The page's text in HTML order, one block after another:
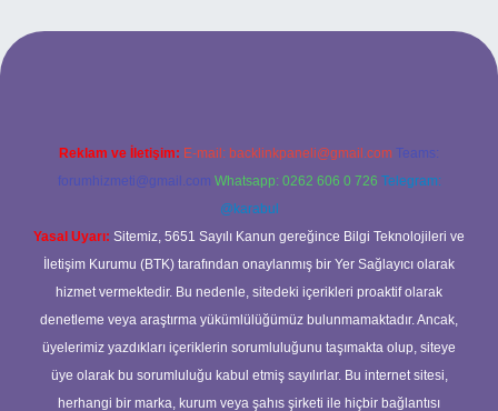
giriş
Reklam ve İletişim: E-mail: backlinkpaneli@gmail.com Teams:
forumhizmeti@gmail.com Whatsapp: 0262 606 0 726 Telegram:
@karabul
Yasal Uyarı: Sitemiz, 5651 Sayılı Kanun gereğince Bilgi Teknolojileri ve
İletişim Kurumu (BTK) tarafından onaylanmış bir Yer Sağlayıcı olarak
hizmet vermektedir. Bu nedenle, sitedeki içerikleri proaktif olarak
denetleme veya araştırma yükümlülüğümüz bulunmamaktadır. Ancak,
üyelerimiz yazdıkları içeriklerin sorumluluğunu taşımakta olup, siteye
üye olarak bu sorumluluğu kabul etmiş sayılırlar. Bu internet sitesi,
herhangi bir marka, kurum veya şahıs şirketi ile hiçbir bağlantısı